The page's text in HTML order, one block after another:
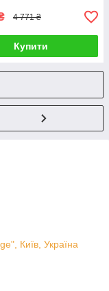
4 771 ₴
Купити
Київ, Україна